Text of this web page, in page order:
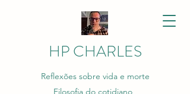
HP CHARLES
Reflexões sobre vida e morte
Filosofia do cotidiano